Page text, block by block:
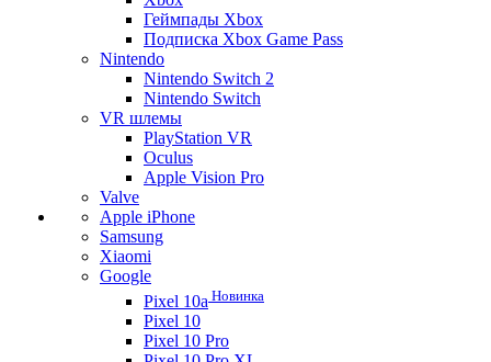
Геймпады Xbox
Подписка Xbox Game Pass
Nintendo
Nintendo Switch 2
Nintendo Switch
VR шлемы
PlayStation VR
Oculus
Apple Vision Pro
Valve
Apple iPhone
Samsung
Xiaomi
Google
Pixel 10a Новинка
Pixel 10
Pixel 10 Pro